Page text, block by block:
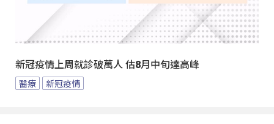
新冠疫情上周就診破萬人 估8月中旬達高峰
醫療 新冠疫情